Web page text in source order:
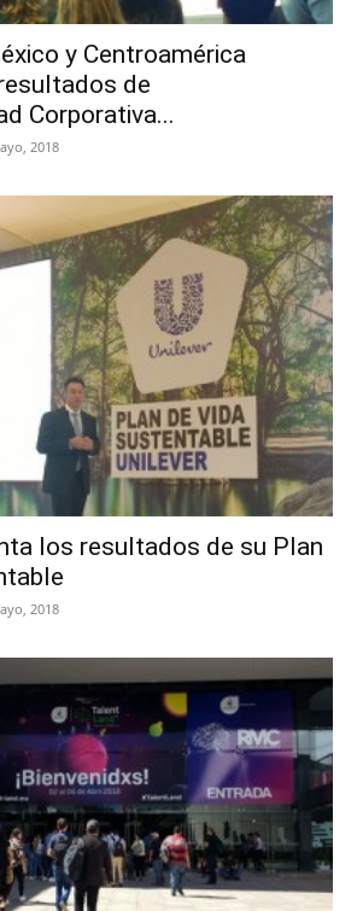
y Centroamérica
de
Corporativa...
2018
los resultados de su Plan
2018